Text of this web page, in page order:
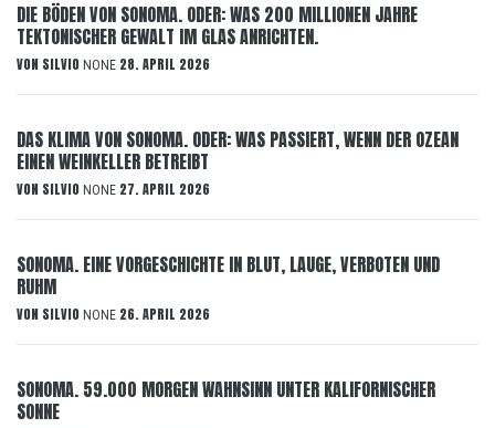
DIE BÖDEN VON SONOMA. ODER: WAS 200 MILLIONEN JAHRE
TEKTONISCHER GEWALT IM GLAS ANRICHTEN.
VON SILVIO NONE 28. APRIL 2026
DAS KLIMA VON SONOMA. ODER: WAS PASSIERT, WENN DER OZEAN
EINEN WEINKELLER BETREIBT
VON SILVIO NONE 27. APRIL 2026
SONOMA. EINE VORGESCHICHTE IN BLUT, LAUGE, VERBOTEN UND
RUHM
VON SILVIO NONE 26. APRIL 2026
SONOMA. 59.000 MORGEN WAHNSINN UNTER KALIFORNISCHER
SONNE